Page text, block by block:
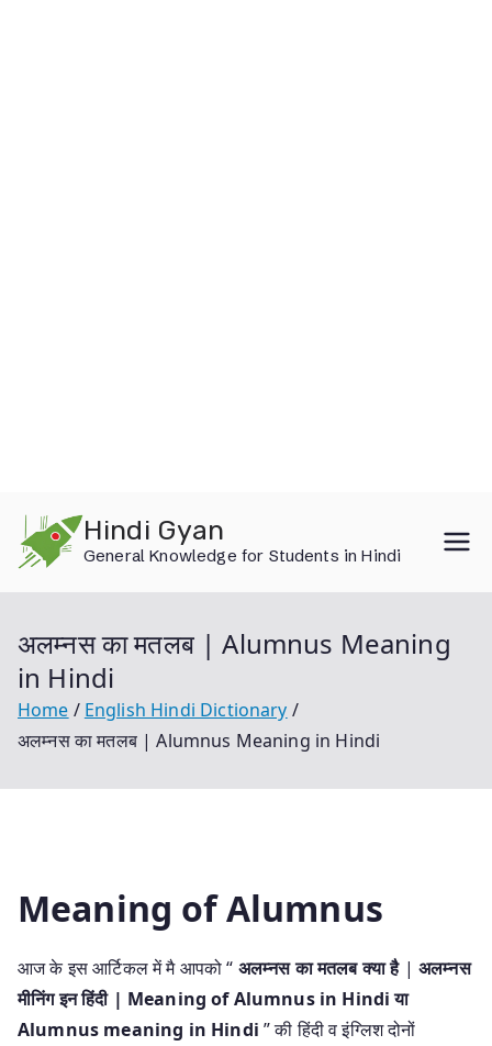
content
Hindi Gyan
General Knowledge for Students in Hindi
अलम्नस का मतलब | Alumnus Meaning
in Hindi
Home
English Hindi Dictionary
अलम्नस का मतलब | Alumnus Meaning in Hindi
Meaning of Alumnus
आज के इस आर्टिकल में मै आपको “ अलम्नस का मतलब क्या है| अलम्नस
मीनिंग इन हिंदी | Meaning of Alumnus in Hindi या
Alumnus meaning in Hindi ” की हिंदी व इंग्लिश दोनों